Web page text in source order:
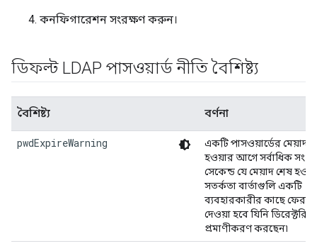
কনফিগারেশন সংরক্ষণ করুন।
ডিফল্ট LDAP পাসওয়ার্ড নীতি বৈশিষ্ট্য
বৈশিষ্ট্য বর্ণনা
pwdExpireWarning
একটি পাসওয়ার্ডের মেয়াদ
হওয়ার আগে সর্বাধিক
সেকেন্ড যে মেয়াদ শেষ
সতর্কতা বার্তাগুলি একটি
ব্যবহারকারীর কাছে ফেরত
দেওয়া হবে যিনি ডিরেক্টরিতে
প্রমাণীকরণ করছেন৷